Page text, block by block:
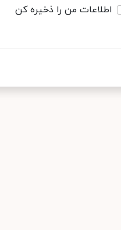
اطلاعات من را ذخیره کن